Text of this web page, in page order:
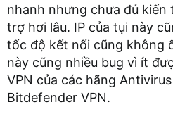
nhanh nhưng chưa đủ kiến
trợ hơi lâu. IP của tụi này
tốc độ kết nối cũng không
này cũng nhiều bug vì ít
VPN của các hãng
Bitdefender VPN.